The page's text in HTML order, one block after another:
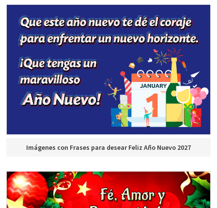
Imágenes con Frases para desear Feliz Año Nuevo 2027